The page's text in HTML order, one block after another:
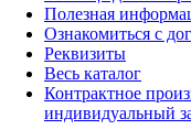
Полезная
Ознакомиться с
Реквизиты
Весь каталог
Контрактное
индивидуальный